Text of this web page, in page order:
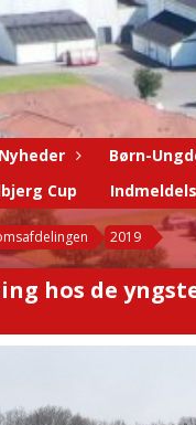
Nyheder Børn-
Cup
2019
hos de